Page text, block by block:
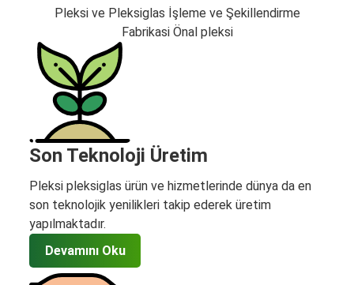
Pleksi ve Pleksiglas İşleme ve Şekillendirme
Fabrikasi Önal pleksi
Son Teknoloji Üretim
Pleksi pleksiglas ürün ve hizmetlerinde dünya da en
son teknolojik yenilikleri takip ederek üretim
yapılmaktadır.
Devamını Oku